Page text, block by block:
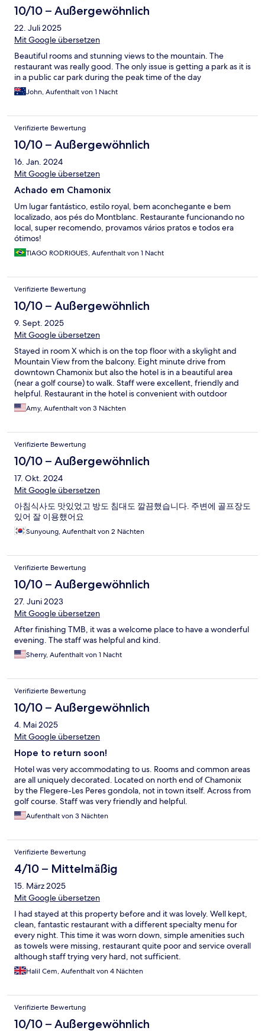
10/10 – Außergewöhnlich
22. Juli 2025
Mit Google übersetzen
Beautiful rooms and stunning views to the mountain. The
restaurant was really good. The only issue is getting a park as it is
in a public car park during the peak time of the day
John, Aufenthalt von 1 Nacht
Verifizierte Bewertung
10/10 – Außergewöhnlich
16. Jan. 2024
Mit Google übersetzen
Achado em Chamonix
Um lugar fantástico, estilo royal, bem aconchegante e bem
localizado, aos pés do Montblanc. Restaurante funcionando no
local, super recomendo, provamos vários pratos e todos era
ótimos!
TIAGO RODRIGUES, Aufenthalt von 1 Nacht
Verifizierte Bewertung
10/10 – Außergewöhnlich
9. Sept. 2025
Mit Google übersetzen
Stayed in room X which is on the top floor with a skylight and
Mountain View from the balcony. Eight minute drive from
downtown Chamonix but also the hotel is in a beautiful area
(near a golf course) to walk. Staff were excellent, friendly and
helpful. Restaurant in the hotel is convenient with outdoor
seating. Loved every minute.
Amy, Aufenthalt von 3 Nächten
Verifizierte Bewertung
10/10 – Außergewöhnlich
17. Okt. 2024
Mit Google übersetzen
아침식사도 맛있었고 방도 침대도 깔끔했습니다. 주변에 골프장도
있어 잘 이용했어요
Sunyoung, Aufenthalt von 2 Nächten
Verifizierte Bewertung
10/10 – Außergewöhnlich
27. Juni 2023
Mit Google übersetzen
After finishing TMB, it was a welcome place to have a wonderful
evening. The staff was helpful and kind.
Sherry, Aufenthalt von 1 Nacht
Verifizierte Bewertung
10/10 – Außergewöhnlich
4. Mai 2025
Mit Google übersetzen
Hope to return soon!
Hotel was very accommodating to us. Rooms and common areas
are all uniquely decorated. Located on north end of Chamonix
by the Flegere-Les Peres gondola, not in town itself. Across from
golf course. Staff was very friendly and helpful.
Aufenthalt von 3 Nächten
Verifizierte Bewertung
4/10 – Mittelmäßig
15. März 2025
Mit Google übersetzen
I had stayed at this property before and it was lovely. Well kept,
clean, fantastic restaurant with a different specialty menu for
every night. This time it was worn down, simple amenities such
as towels were missing, restaurant quite poor and service overall
although staff trying very hard, not sufficient.
Halil Cem, Aufenthalt von 4 Nächten
Verifizierte Bewertung
10/10 – Außergewöhnlich